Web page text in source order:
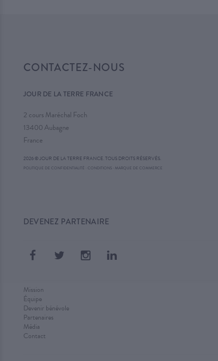
CONTACTEZ-NOUS
JOUR DE LA TERRE FRANCE
2 cours Maréchal Foch
13400 Aubagne
France
2026 © JOUR DE LA TERRE FRANCE. TOUS DROITS RÉSERVÉS.
POLITIQUE DE CONFIDENTIALITÉ CONDITIONS·MARQUE DE COMMERCE
DEVENEZ PARTENAIRE
Mission
Équipe
Devenir bénévole
Partenaires
Média
Contact